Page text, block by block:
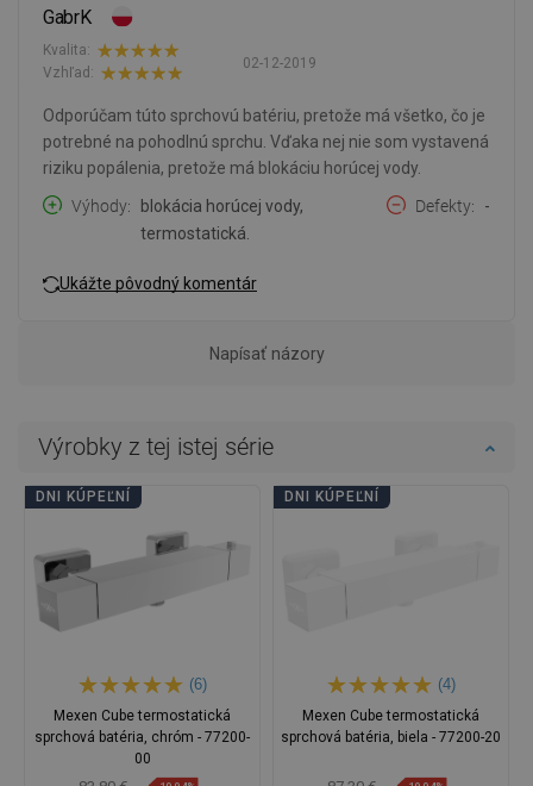
GabrK
02-12-2019
Kvalita:
Vzhľad:
Odporúčam túto sprchovú batériu, pretože má všetko, čo je
potrebné na pohodlnú sprchu. Vďaka nej nie som vystavená
riziku popálenia, pretože má blokáciu horúcej vody.
Výhody
blokácia horúcej vody,
termostatická.
Defekty -
Ukážte pôvodný komentár
Napísať názory
Výrobky z tej istej série
DNI KÚPEĽNÍ
(6)
Mexen Cube termostatická
sprchová batéria, chróm - 77200-
00
DNI KÚPEĽNÍ
(4)
Mexen Cube termostatická
sprchová batéria, biela - 77200-20